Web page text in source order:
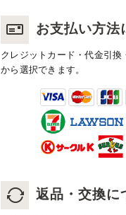
お支払い方法
クレジットカード・代金引換
から選択できます。
返品・交換に